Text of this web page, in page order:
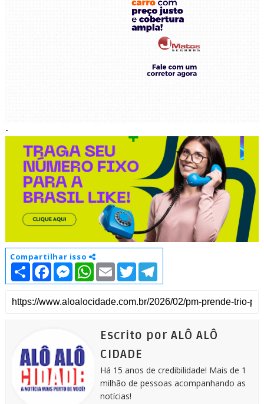
-
Compartilhar isso
S
h
a
e
F
c
b
M
e
s
e
W
h
a
t
s
E
m
a
l
T
i
t
t
T
l
e
g
m
Escrito por ALÔ ALÔ
CIDADE
Há 15 anos de credibilidade! Mais de 1
milhão de pessoas acompanhando as
notícias!